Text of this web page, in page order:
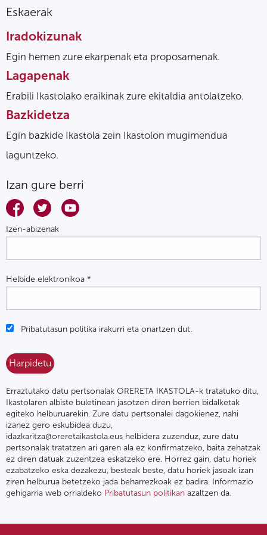
Eskaerak
Iradokizunak
Egin hemen zure ekarpenak eta proposamenak.
Lagapenak
Erabili Ikastolako eraikinak zure ekitaldia antolatzeko.
Bazkidetza
Egin bazkide Ikastola zein Ikastolon mugimendua
laguntzeko.
Izan gure berri
Izen-abizenak
Helbide elektronikoa *
Pribatutasun politika irakurri eta onartzen dut.
Erraztutako datu pertsonalak ORERETA IKASTOLA-k tratatuko ditu,
Ikastolaren albiste buletinean jasotzen diren berrien bidalketak
egiteko helburuarekin. Zure datu pertsonalei dagokienez, nahi
izanez gero eskubidea duzu,
idazkaritza@oreretaikastola.eus helbidera zuzenduz, zure datu
pertsonalak tratatzen ari garen ala ez konfirmatzeko, baita zehatzak
ez diren datuak zuzentzea eskatzeko ere. Horrez gain, datu horiek
ezabatzeko eska dezakezu, besteak beste, datu horiek jasoak izan
ziren helburua betetzeko jada beharrezkoak ez badira. Informazio
gehigarria web orrialdeko Pribatutasun politikan azaltzen da.